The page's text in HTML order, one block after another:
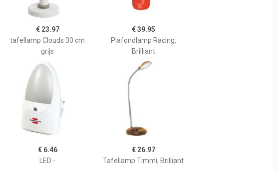
€ 23.97
tafellamp Clouds 30 cm
grijs
€ 39.95
Plafondlamp Racing,
Brilliant
€ 6.46
LED -
€ 26.97
Tafellamp Timmi, Brilliant